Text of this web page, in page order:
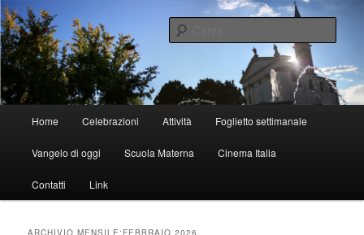
Vai
al
contenuto
principale
Vai
al
contenuto
secondarioParrocchia di Dolo
principale
Home Celebrazioni Attività Foglietto settimanale
Vangelo di oggi Scuola Materna Cinema Italia
Contatti Link
ARCHIVIO MENSILE: FEBBRAIO 2026